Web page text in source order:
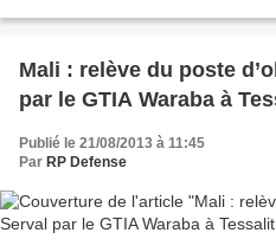
Mali : relève du poste
par le GTIA Waraba à
Publié le 21/08/2013 à 11:45
Par RP Defense